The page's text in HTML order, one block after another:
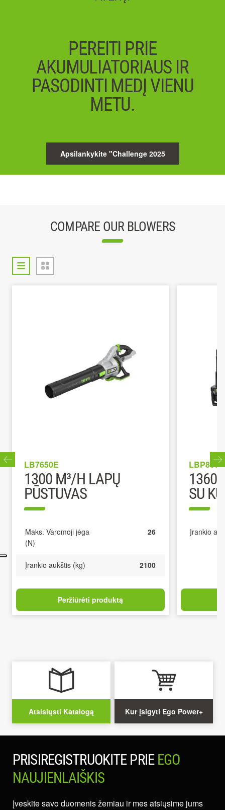
PEREITI PRIE
AKUMULIATORIAUS IR
PASODINTI MEDĮ VIENU
METU.
Apsilankykite "Challenge 2025
COMPARE OUR BLOWERS
LB7650E
1300 M³/H LAPŲ
PŪSTUVAS
Maks. Varomoji jėga
(N)
26
Įrankio aukštis (kg) 2100
Peržiūrėti produktą
1360
SU
Įrankio
Atsisiųsti Katalogą Kur įsigyti Ego Power+
PRISIREGISTRUOKITE PRIE EGO
NAUJIENLAIŠKIS
Įveskite savo duomenis žemiau ir mes atsiųsime jums